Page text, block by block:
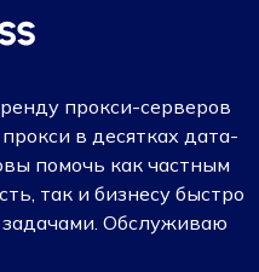
прокси-серверов
в десятках дата-
помочь как частным
так и бизнесу быстро
Обслуживаю